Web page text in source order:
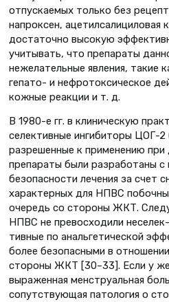
отпускаемых только без
напроксен, ацетилсалициловая
достаточно высокую
учитывать, что препараты
нежелательные явления, такие
гепато- и нефротоксическое
кожные реакции и т. д.
В 1980-е гг. в клиническую
селективные ингибиторы ЦОГ-2
разрешенные к применению при
препараты были разработаны
безопасности лечения за счет
характерных для НПВС
очередь со стороны ЖКТ.
НПВС не превосходили неселек-
тивные по анальгетической
более безопасными в
стороны ЖКТ [30–33]. Если у
выраженная менструальная
сопутствующая патология о